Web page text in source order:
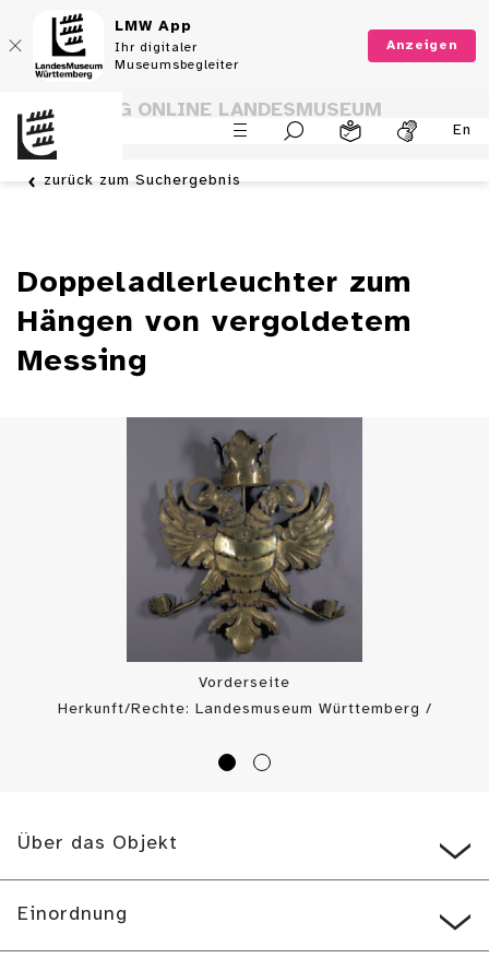
LMW App
Ihr digitaler
Museumsbegleiter
Anzeigen
En
SAMMLUNG ONLINE LANDESMUSEUM
WÜRTTEMBERG
zurück zum Suchergebnis
Doppeladlerleuchter zum
Hängen von vergoldetem
Messing
Vorderseite
Herkunft/Rechte: Landesmuseum Württemberg /
Über das Objekt
Einordnung